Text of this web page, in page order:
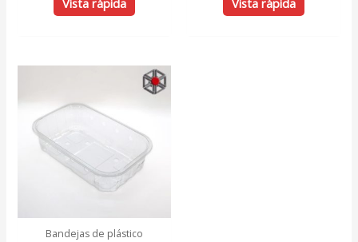
0
de
0
de
Bandejas de plástico